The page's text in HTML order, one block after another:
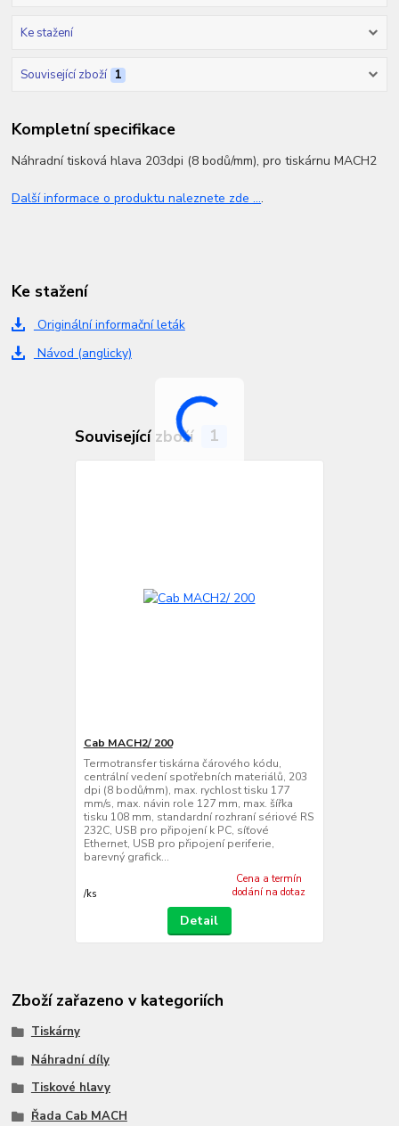
Ke stažení
Související zboží 1
Kompletní specifikace
Náhradní tisková hlava 203dpi (8 bodů/mm), pro tiskárnu MACH2
Další informace o produktu naleznete zde ....
Ke stažení
Originální informační leták
Návod (anglicky)
Související zboží 1
Cab MACH2/ 200
Termotransfer tiskárna čárového kódu,
centrální vedení spotřebních materiálů, 203
dpi (8 bodů/mm), max. rychlost tisku 177
mm/s, max. návin role 127 mm, max. šířka
tisku 108 mm, standardní rozhraní sériové RS
232C, USB pro připojení k PC, síťové
Ethernet, USB pro připojení periferie,
barevný grafick...
/ks
Cena a termín
dodání na dotaz
Detail
Zboží zařazeno v kategoriích
Tiskárny
Náhradní díly
Tiskové hlavy
Řada Cab MACH